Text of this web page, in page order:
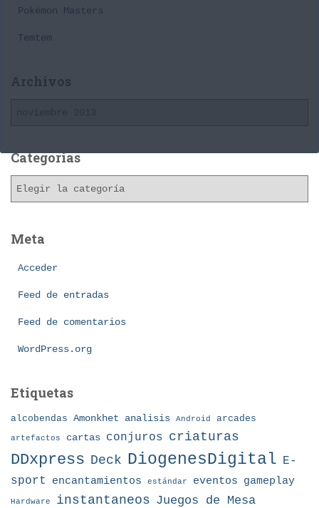
Pokémon Masters
Temtem
Archivos
h
o
Categorías
g
Meta
Acceder
Feed de entradas
Feed de comentarios
WordPress.org
Etiquetas
alcobendas Amonkhet analisis Android arcades
artefactos cartas conjuros criaturas
DDxpress Deck DiogenesDigital E-
sport
encantamientos estándar eventos gameplay
Hardware instantaneos Juegos de Mesa